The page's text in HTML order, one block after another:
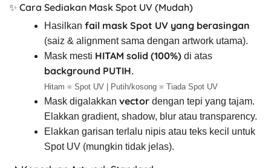
✨ Cara Sediakan Mask Spot UV (Mudah)
Hasilkan fail mask Spot UV yang berasingan
(saiz & alignment sama dengan artwork utama).
Mask mesti HITAM solid (100%) di atas
background PUTIH.
Hitam = Spot UV | Putih/kosong = Tiada Spot UV
Mask digalakkan vector dengan tepi yang tajam.
Elakkan gradient, shadow, blur atau transparency.
Elakkan garisan terlalu nipis atau teks kecil untuk
Spot UV (mungkin tidak jelas).